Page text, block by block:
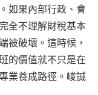
如果內部行政、會
全不理解財稅基本
被破壞。這時候，
的價值就不只是在
業養成路徑。峻誠